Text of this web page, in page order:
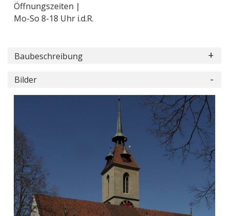
Öffnungszeiten |
Mo-So 8-18 Uhr i.d.R.
Baubeschreibung
Bilder